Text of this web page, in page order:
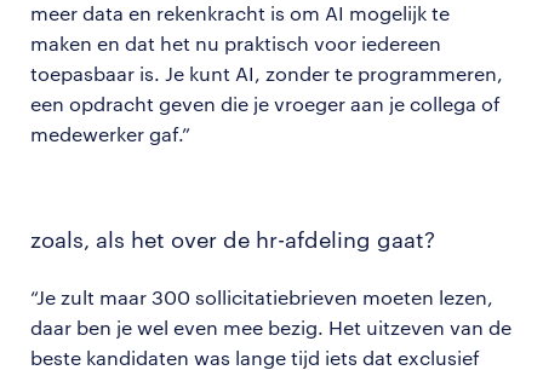
meer data en rekenkracht is om AI mogelijk te
maken en dat het nu praktisch voor iedereen
toepasbaar is. Je kunt AI, zonder te programmeren,
een opdracht geven die je vroeger aan je collega of
medewerker gaf.”
zoals, als het over de hr-afdeling gaat?
“Je zult maar 300 sollicitatiebrieven moeten lezen,
daar ben je wel even mee bezig. Het uitzeven van de
beste kandidaten was lange tijd iets dat exclusief